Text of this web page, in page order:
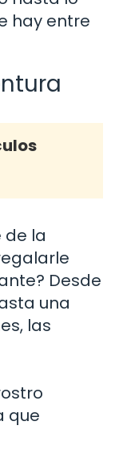
hay entre
de la
Desde
una
las
que